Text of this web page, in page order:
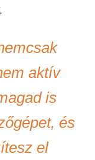
aktív
is
és
el